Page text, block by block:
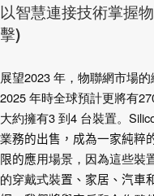
以智慧連接技術掌
擊)
展望2023年，物聯網市場
2025年時全球預計更將有
大約擁有3到4 台裝置。
業務的出售，成為一家純粹
限的應用場景，因為這些
的穿戴式裝置、家居、汽車